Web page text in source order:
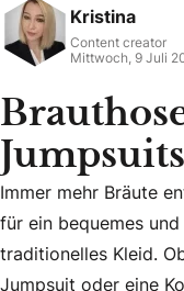
Kristina
Content creator
Mittwoch, 9 Juli
Jumpsuits
Immer mehr Bräute
Immer mehr Bräute
für ein bequemes
traditionelles Kleid.
Jumpsuit oder eine